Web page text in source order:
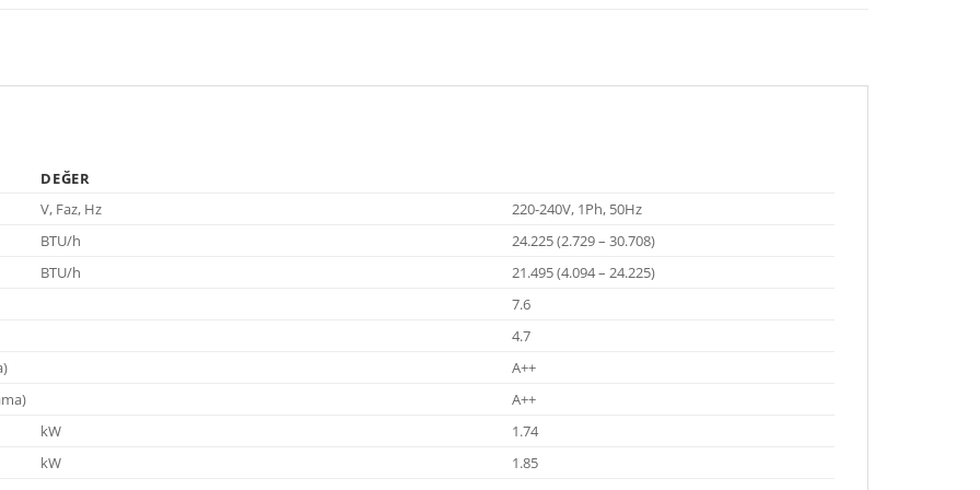
DEĞER
V, Faz, Hz
220-240V, 1Ph, 50Hz
BTU/h
24.225 (2.729 – 30.708)
BTU/h
21.495 (4.094 – 24.225)
7.6
4.7
A++
A++
kW
1.74
kW
1.85